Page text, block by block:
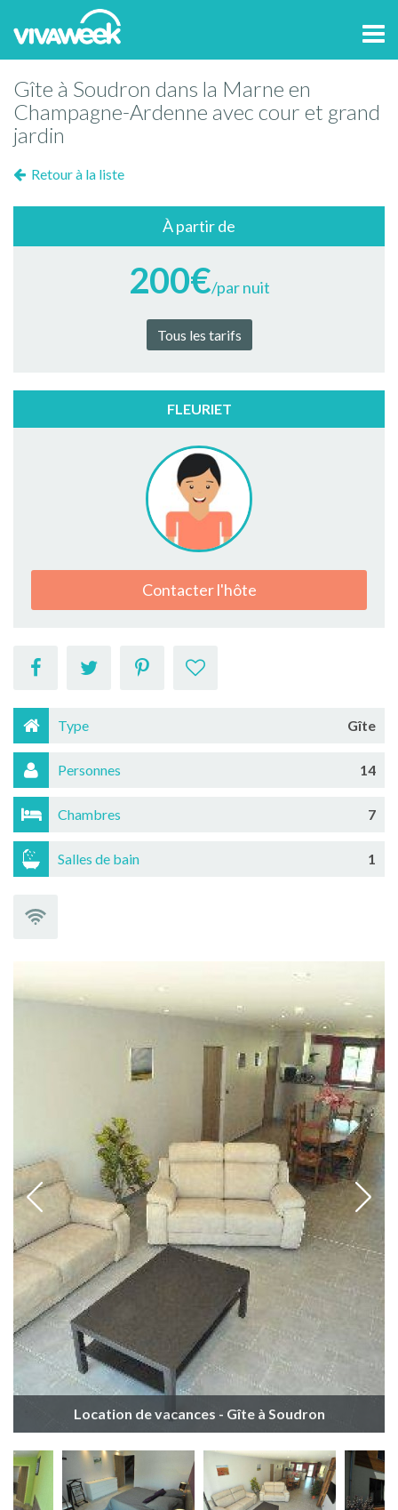
Gîte à Soudron dans la Marne en
Champagne-Ardenne avec cour et grand
jardin
Retour à la liste
À partir de
200€/par nuit
Tous les tarifs
FLEURIET
Contacter l'hôte
Type Gîte
Personnes 14
Chambres 7
Salles de bain 1
Location de vacances - Gîte à Soudron